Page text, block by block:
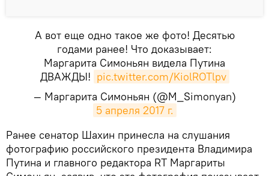
А вот еще одно такое же фото! Десятью
годами ранее! Что доказывает:
Маргарита Симоньян видела Путина
ДВАЖДЫ! pic.twitter.com/KiolROTlpv
— Маргарита Симоньян (@M_Simonyan)
5 апреля 2017 г.
Ранее сенатор Шахин принесла на слушания
фотографию российского президента Владимира
Путина и главного редактора RT Маргариты